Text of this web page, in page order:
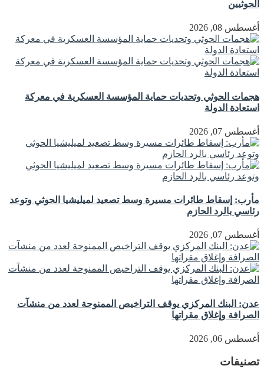
الحوثيين
أغسطس 08, 2026
هجمات الحوثي وتحديات حماية المؤسسة العسكرية في معركة
استعادة الدولة
أغسطس 07, 2026
مأرب: إسقاط طائرات مسيرة وسط تصعيد لميليشيا الحوثي وتوعد
رئاسي بالرد الحازم
أغسطس 07, 2026
عدن: البنك المركزي يوقف التراخيص الممنوحة لعدد من منشآت
الصرافة وإغلاق مقراتها
أغسطس 06, 2026
تصنيفات